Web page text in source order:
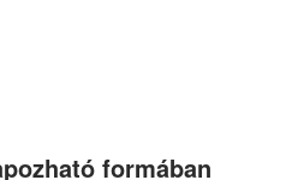
formában